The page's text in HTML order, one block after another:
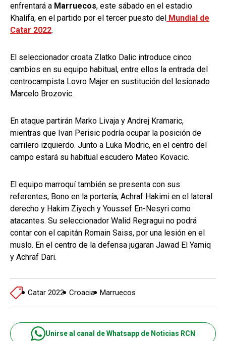
enfrentará a Marruecos, este sábado en el estadio
Khalifa, en el partido por el tercer puesto del Mundial de
Catar 2022.
El seleccionador croata Zlatko Dalic introduce cinco
cambios en su equipo habitual, entre ellos la entrada del
centrocampista Lovro Majer en sustitución del lesionado
Marcelo Brozovic.
En ataque partirán Marko Livaja y Andrej Kramaric,
mientras que Ivan Perisic podría ocupar la posición de
carrilero izquierdo. Junto a Luka Modric, en el centro del
campo estará su habitual escudero Mateo Kovacic.
El equipo marroquí también se presenta con sus
referentes; Bono en la portería; Achraf Hakimi en el lateral
derecho y Hakim Ziyech y Youssef En-Nesyri como
atacantes. Su seleccionador Walid Regragui no podrá
contar con el capitán Romain Saiss, por una lesión en el
muslo. En el centro de la defensa jugaran Jawad El Yamiq
y Achraf Dari.
Catar 2022 Croacia Marruecos
Unirse al canal de Whatsapp de Noticias RCN